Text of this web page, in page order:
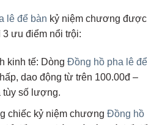
lê để bàn kỷ niệm chương được
ưu điểm nổi trội:
kinh tế: Dòng Đồng hồ pha lê để
dao động từ trên 100.00đ –
tùy số lượng.
chiếc kỷ niệm chương Đồng hồ